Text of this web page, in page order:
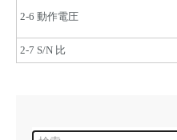
2-6 動作電圧
2-7 S/N 比